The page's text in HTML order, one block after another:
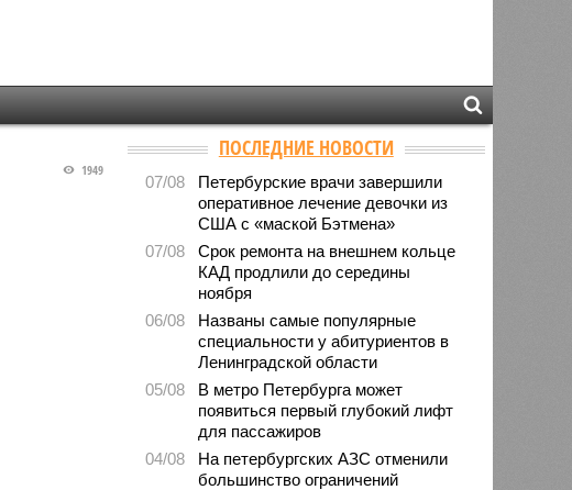
1949
ПОСЛЕДНИЕ НОВОСТИ
07/08
Петербурские врачи завершили
оперативное лечение девочки из
США с «маской Бэтмена»
07/08
Срок ремонта на внешнем кольце
КАД продлили до середины
ноября
06/08
Названы самые популярные
специальности у абитуриентов в
Ленинградской области
05/08
В метро Петербурга может
появиться первый глубокий лифт
для пассажиров
04/08
На петербургских АЗС отменили
большинство ограничений